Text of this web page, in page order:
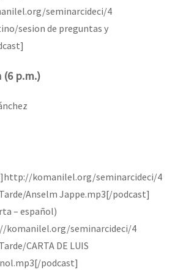
seminarcideci/4
sesion de preguntas y
(6 p.m.)
komanilel.org/seminarcideci/4
Anselm Jappe.mp3[/podcast]
– español)
komanilel.org/seminarcideci/4
CARTA DE LUIS
podcast]